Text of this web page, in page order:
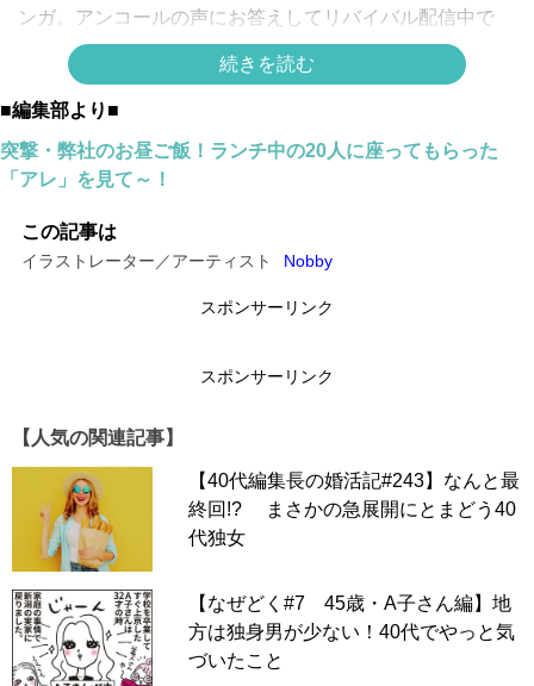
ンガ。アンコールの声にお答えしてリバイバル配信中で
【Aさん編を1話目からイッキ読み！】
スポンサーリンク
続きを読む
■編集部より■
突撃・弊社のお昼ご飯！ランチ中の20人に座ってもらった
「アレ」を見て～！
この記事は
イラストレーター／アーティスト Nobby
スポンサーリンク
スポンサーリンク
【人気の関連記事】
【40代編集長の婚活記#243】なんと最
終回!? まさかの急展開にとまどう40
代独女
【なぜどく#7 45歳・A子さん編】地
方は独身男が少ない！40代でやっと気
づいたこと